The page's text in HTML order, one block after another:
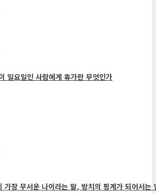
요일인 사람에게 휴가란 무엇인가
장 무서운 나이라는 말, 방치의 핑계가 되어서는